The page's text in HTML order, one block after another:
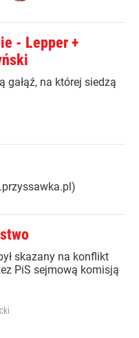
- Lepper +
gałąź, na której siedzą
skazany na konflikt
PiS sejmową komisją